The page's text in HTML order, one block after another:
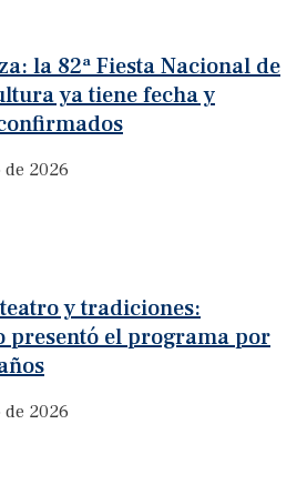
la 82ª Fiesta Nacional de
ya tiene fecha y
de 2026
y tradiciones:
presentó el programa por
de 2026